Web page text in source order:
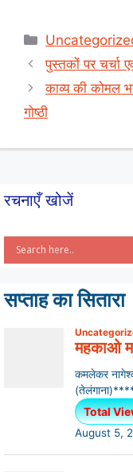
at
s
A
c
e
b
Categories
पुस्तकों पर चर्चा
काव्य की कोमल
गोष्ठी
रचनाएँ खोजें
सप्ताह का सितारा